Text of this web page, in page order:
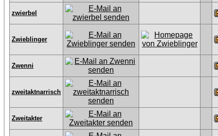
zwierbel
Zwieblinger
Zwenni
zweitaktnarrisch
Zweitakter